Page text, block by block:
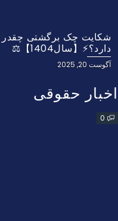
شکایت چک برگشتی
دارد؟⚡【سال1404】⚖️
آگوست 20, 2025
اخبار حقوقی
0